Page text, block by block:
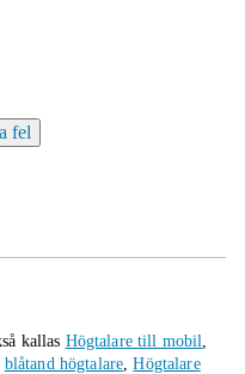
fel
kallas Högtalare till mobil,
blåtand högtalare,Högtalare